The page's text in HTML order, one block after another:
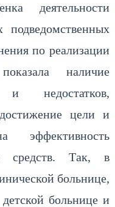
деятельности
по реализации
наличие
недостатков,
цели и
эффективность
средств. Так, в
больнице,
больнице и